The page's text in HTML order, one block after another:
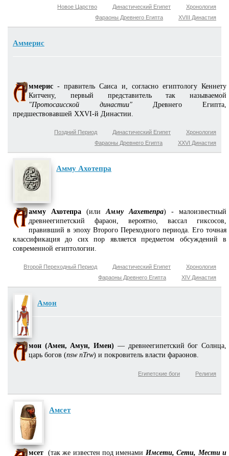
Хронология
Династический Египет
Новое Царство
XVIII Династия
Фараоны Древнего Египта
Аммерис
ммерис - правитель Саиса и, согласно египтологу Кеннету
Китчену, первый представитель так называемой
"Протосаисской династии" Древнего Египта,
предшествовавшей XXVI-й Династии.
Хронология
Династический Египет
Поздний Период
XXVI Династия
Фараоны Древнего Египта
Амму Ахотепра
амму Ахотепра (или Амму Аахетепра) - малоизвестный
древнеегипетский фараон, вероятно, вассал гиксосов,
правивший в эпоху Второго Переходного периода. Его точная
классификация до сих пор является предметом обсуждений в
современной египтологии.
Хронология
Династический Египет
Второй Переходный Период
XIV Династия
Фараоны Древнего Египта
Амон
мон (Амен, Амун, Имен) — древнеегипетский бог Солнца,
царь богов (nsw nTrw) и покровитель власти фараонов.
Религия
Египетские боги
Амсет
мсет (так же известен под именами Имсети, Сети, Мести и